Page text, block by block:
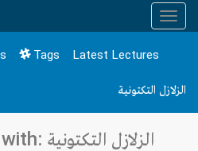
Tags
Latest Lectures
الزلازل التكتونية
Lectures Tagged with: الزلازل التكتونية